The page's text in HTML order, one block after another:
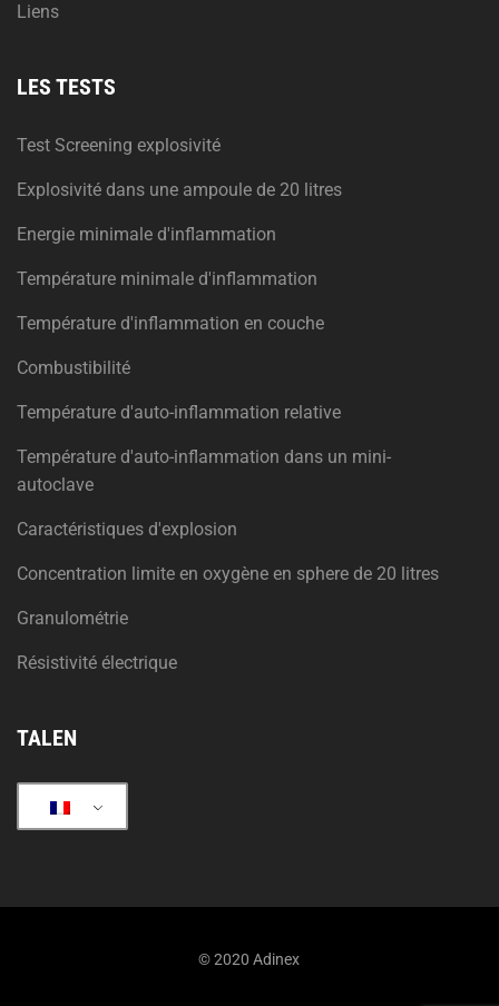
Liens
LES TESTS
Test Screening explosivité
Explosivité dans une ampoule de 20 litres
Energie minimale d'inflammation
Température minimale d'inflammation
Température d'inflammation en couche
Combustibilité
Température d'auto-inflammation relative
Température d'auto-inflammation dans un mini-
autoclave
Caractéristiques d'explosion
Concentration limite en oxygène en sphere de 20 litres
Granulométrie
Résistivité électrique
TALEN
© 2020 Adinex